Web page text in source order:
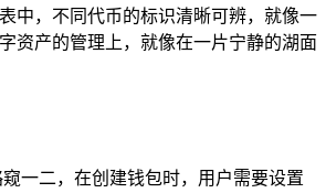
中，不同代币的标识清晰可辨，就像一
资产的管理上，就像在一片宁静的湖面
一二，在创建钱包时，用户需要设置